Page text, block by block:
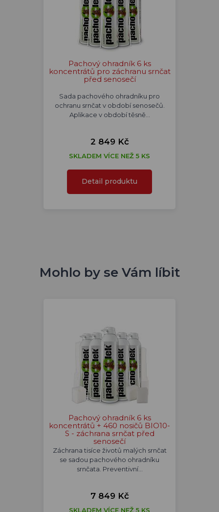
Pachový ohradník 6 ks
koncentrátů pro záchranu srnčat
před senosečí
Sada pachového ohradníku pro
ochranu srnčat v období senosečů.
Aplikace v období těsně…
2 849 Kč
SKLADEM VÍCE NEŽ 5 KS
Detail produktu
Mohlo by se Vám líbit
Pachový ohradník 6 ks
koncentrátů + 460 nosičů BIO10-
S - záchrana srnčat před
senosečí
Záchrana tisíce životů malých srnčat
se sadou pachového ohradníku
srnčata. Preventivní…
7 849 Kč
SKLADEM VÍCE NEŽ 5 KS